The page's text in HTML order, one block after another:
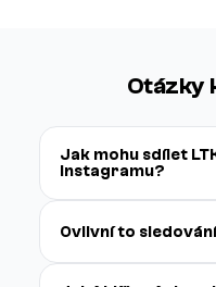
Otázky
Jak mohu sdílet
Instagramu?
Ovlivní to